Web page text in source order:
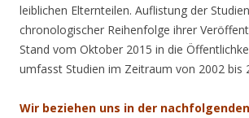
leiblichen Elternteilen. Auflistung der
chronologischer Reihenfolge ihrer
Stand vom Oktober 2015 in die
umfasst Studien im Zeitraum von 2002 bis
Wir beziehen uns in der